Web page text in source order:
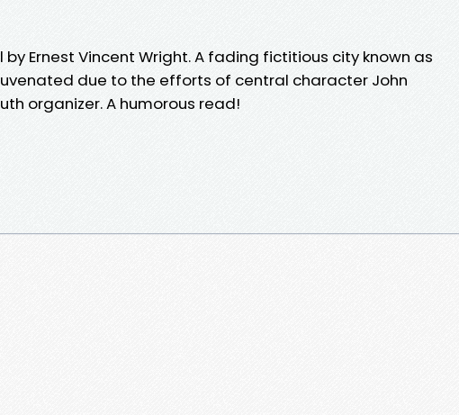
by Ernest Vincent Wright. A fading fictitious city known as
due to the efforts of central character John
organizer. A humorous read!